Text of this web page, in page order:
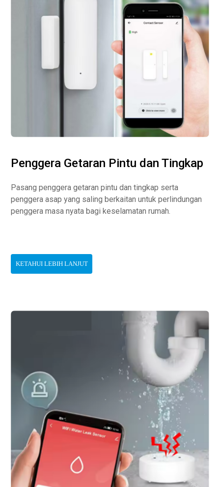
Penggera Getaran Pintu dan Tingkap
Pasang penggera getaran pintu dan tingkap serta
penggera asap yang saling berkaitan untuk perlindungan
penggera masa nyata bagi keselamatan rumah.
KETAHUI LEBIH LANJUT